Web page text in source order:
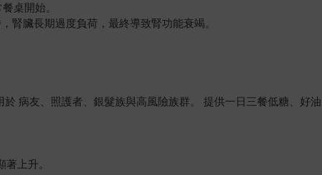
桌開始。
腎臟長期過度負荷，最終導致腎功能衰竭。
病友、照護者、銀髮族與高風險族群。 提供一日三餐低糖、好
上升。